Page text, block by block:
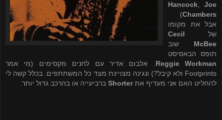
Hancock
Joe
Chambers
)
אבל את מקומו
של Cecil
McBee שוב
תופס הבאסיסט
Reggie Workman . אלבום אדיר עם לחנים מקסימים (מי אמר
Footprints ולא קיבל?) ונגינה מצויינת מצד כל המשתתפים. בכלל קשה לי
להחליט האם אני מעדיף אתShorter ברביעייה או בהרכב גדול יותר.